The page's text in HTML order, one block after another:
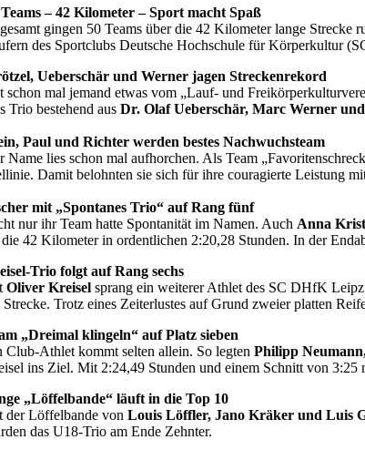
– 42 Kilometer – Sport macht Spaß
gingen 50 Teams über die 42 Kilometer lange
des Sportclubs Deutsche Hochschule für Körperkultur
Ueberschär und Werner jagen Streckenrekord
schon mal jemand etwas vom „Lauf- und
Trio bestehend ausDr. Olaf Ueberschär, Marc Werner
Paul und Richter werden bestes Nachwuchsteam
Name lies schon mal aufhorchen. Als Team
Damit belohnten sie sich für ihre couragierte Leistung
mit „Spontanes Trio“ auf Rang fünf
nur ihr Team hatte Spontanität im Namen. Auch Anna
die 42 Kilometer in ordentlichen 2:20,28 Stunden. In der
Trio folgt auf Rang sechs
Oliver Kreisel sprang ein weiterer Athlet des SC DHfK
Strecke. Trotz eines Zeiterlustes auf Grund zweier platten
„Dreimal klingeln“ auf Platz sieben
Club-Athlet kommt selten allein. So legtenPhilipp
ins Ziel. Mit 2:24,49 Stunden und einem Schnitt von 3:25
„Löffelbande“ läuft in die Top 10
der Löffelbande vonLouis Löffler, Jano Kräker und Luis
das U18-Trio am Ende Zehnter.